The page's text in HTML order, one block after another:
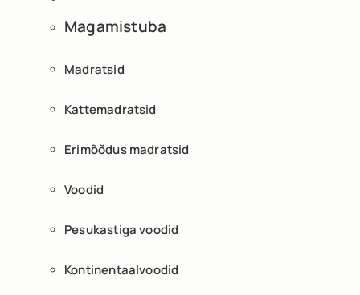
Magamistuba
Madratsid
Kattemadratsid
Erimõõdus madratsid
Voodid
Pesukastiga voodid
Kontinentaalvoodid